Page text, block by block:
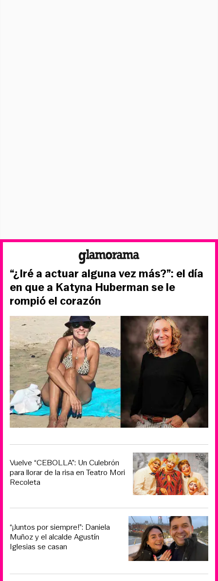
“¿Iré a actuar alguna vez más?”: el día
en que a Katyna Huberman se le
rompió el corazón
Vuelve “CEBOLLA”: Un Culebrón
para llorar de la risa en Teatro Mori
Recoleta
“¡Juntos por siempre!”: Daniela
Muñoz y el alcalde Agustín
Iglesias se casan